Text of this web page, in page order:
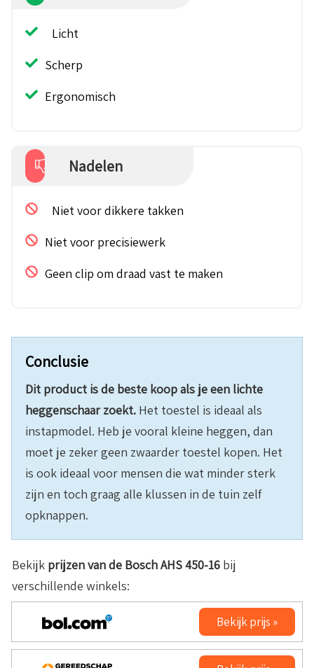
Licht
Scherp
Ergonomisch
Nadelen
Niet voor dikkere takken
Niet voor precisiewerk
Geen clip om draad vast te maken
Conclusie
Dit product is de beste koop als je een lichte
heggenschaar zoekt. Het toestel is ideaal als
instapmodel. Heb je vooral kleine heggen, dan
moet je zeker geen zwaarder toestel kopen. Het
is ook ideaal voor mensen die wat minder sterk
zijn en toch graag alle klussen in de tuin zelf
opknappen.
Bekijk prijzen van de Bosch AHS 450-16 bij
verschillende winkels:
Bekijk prijs »